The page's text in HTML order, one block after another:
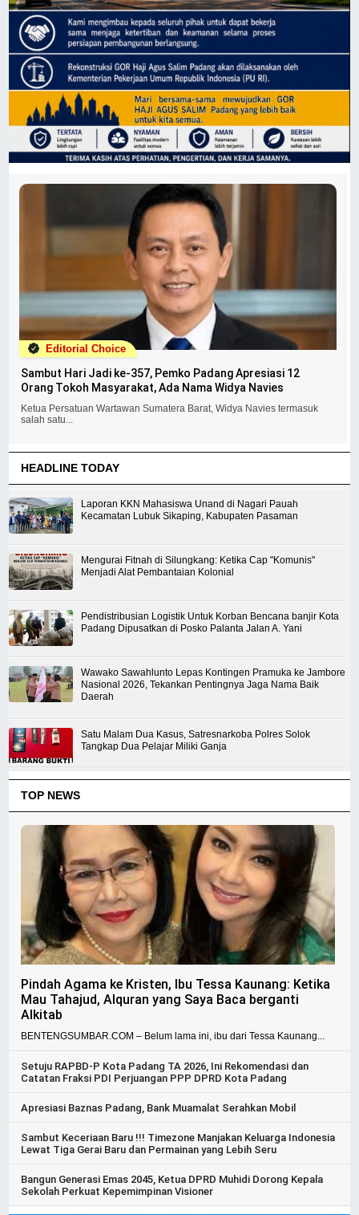
Editorial Choice
Sambut Hari Jadi ke-357, Pemko Padang Apresiasi 12
Orang Tokoh Masyarakat, Ada Nama Widya Navies
Ketua Persatuan Wartawan Sumatera Barat, Widya Navies termasuk
salah satu...
HEADLINE TODAY
Laporan KKN Mahasiswa Unand di Nagari Pauah
Kecamatan Lubuk Sikaping, Kabupaten Pasaman
Mengurai Fitnah di Silungkang: Ketika Cap "Komunis"
Menjadi Alat Pembantaian Kolonial
Pendistribusian Logistik Untuk Korban Bencana banjir Kota
Padang Dipusatkan di Posko Palanta Jalan A. Yani
Wawako Sawahlunto Lepas Kontingen Pramuka ke Jambore
Nasional 2026, Tekankan Pentingnya Jaga Nama Baik
Daerah
Satu Malam Dua Kasus, Satresnarkoba Polres Solok
Tangkap Dua Pelajar Miliki Ganja
TOP NEWS
Pindah Agama ke Kristen, Ibu Tessa Kaunang: Ketika
Mau Tahajud, Alquran yang Saya Baca berganti
Alkitab
BENTENGSUMBAR.COM – Belum lama ini, ibu dari Tessa Kaunang...
Setuju RAPBD-P Kota Padang TA 2026, Ini Rekomendasi dan
Catatan Fraksi PDI Perjuangan PPP DPRD Kota Padang
Apresiasi Baznas Padang, Bank Muamalat Serahkan Mobil
Sambut Keceriaan Baru !!! Timezone Manjakan Keluarga Indonesia
Lewat Tiga Gerai Baru dan Permainan yang Lebih Seru
Bangun Generasi Emas 2045, Ketua DPRD Muhidi Dorong Kepala
Sekolah Perkuat Kepemimpinan Visioner